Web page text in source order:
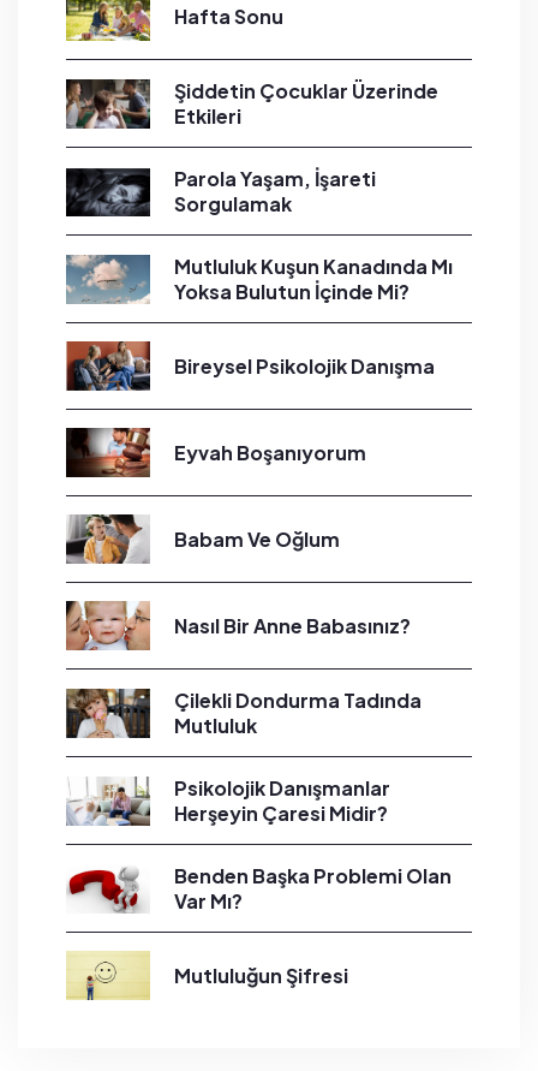
Hafta Sonu
Şiddetin Çocuklar Üzerinde
Etkileri
Parola Yaşam, İşareti
Sorgulamak
Mutluluk Kuşun Kanadında Mı
Yoksa Bulutun İçinde Mi?
Bireysel Psikolojik Danışma
Eyvah Boşanıyorum
Babam Ve Oğlum
Nasıl Bir Anne Babasınız?
Çilekli Dondurma Tadında
Mutluluk
Psikolojik Danışmanlar
Herşeyin Çaresi Midir?
Benden Başka Problemi Olan
Var Mı?
Mutluluğun Şifresi